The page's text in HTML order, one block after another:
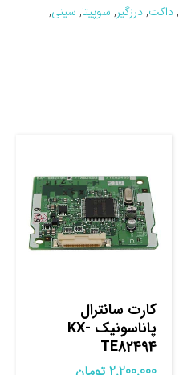
,داکت,درزگیر, سوپیتا, سینی,
کارت سانترال
پاناسونیک KX-
TE82494